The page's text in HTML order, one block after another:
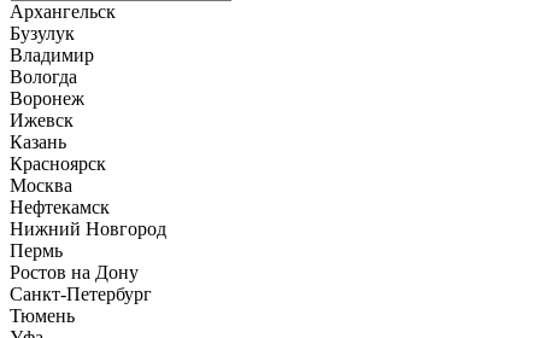
Архангельск
Бузулук
Владимир
Вологда
Воронеж
Ижевск
Казань
Красноярск
Москва
Нефтекамск
Нижний Новгород
Пермь
Ростов на Дону
Санкт-Петербург
Тюмень